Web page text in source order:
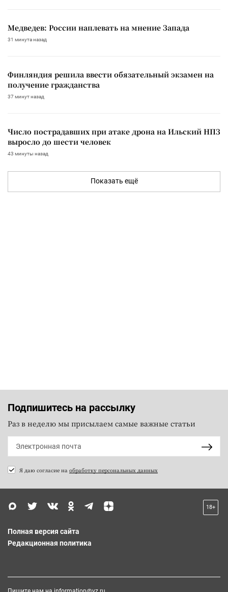
Медведев: России наплевать на мнение Запада
31 минута назад
Финляндия решила ввести обязательный экзамен на
получение гражданства
37 минут назад
Число пострадавших при атаке дрона на Ильский НПЗ
выросло до шести человек
43 минуты назад
Показать ещё
Подпишитесь на рассылку
Раз в неделю мы присылаем самые важные статьи
Я даю согласие на обработку персональных данных
18+
Полная версия сайта
Редакционная политика